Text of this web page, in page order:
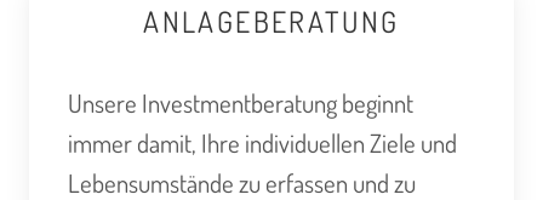
ANLAGEBERATUNG
Unsere Investmentberatung beginnt
immer damit, Ihre individuellen Ziele und
Lebensumstände zu erfassen und zu